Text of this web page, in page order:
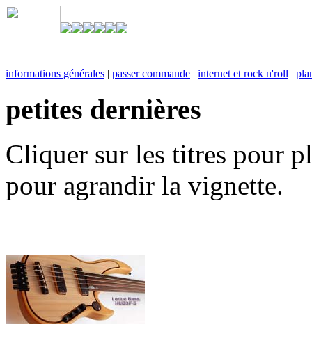
informations générales | passer commande | internet et rock n'roll |
petites dernières
Cliquer sur les titres pour
pour agrandir la vignette.